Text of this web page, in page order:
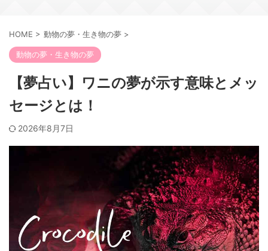
HOME > 動物の夢・生き物の夢 >
動物の夢・生き物の夢
【夢占い】ワニの夢が示す意味とメッ
セージとは！
2026年8月7日